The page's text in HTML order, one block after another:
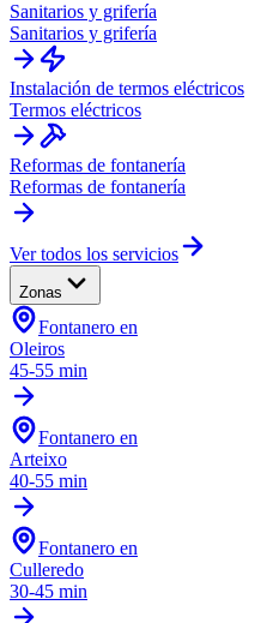
Sanitarios y grifería
Sanitarios y grifería
Instalación de termos eléctricos
Termos eléctricos
Reformas de fontanería
Reformas de fontanería
Ver todos los servicios
Zonas
Fontanero en
Oleiros
45-55 min
Fontanero en
Arteixo
40-55 min
Fontanero en
Culleredo
30-45 min